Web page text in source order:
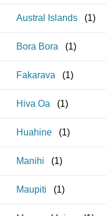
Austral Islands (1)
Bora Bora (1)
Fakarava (1)
Hiva Oa (1)
Huahine (1)
Manihi (1)
Maupiti (1)